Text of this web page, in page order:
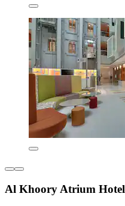
Al Khoory Atrium Hotel